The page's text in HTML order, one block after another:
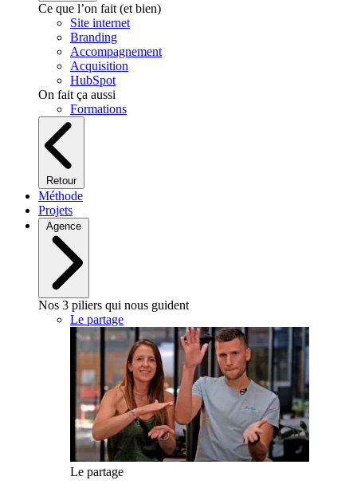
Ce que l’on fait (et bien)
Site internet
Branding
Accompagnement
Acquisition
HubSpot
On fait ça aussi
Formations
Retour
Méthode
Projets
Agence
Nos 3 piliers qui nous guident
Le partage
Le partage